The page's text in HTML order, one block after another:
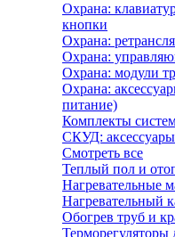
Охрана:
кнопки
Охрана:
Охрана:
Охрана: модули
Охрана:
питание)
Комплекты
СКУД: аксессуары
Смотреть все
Теплый пол и
Нагревательные
Нагревательный
Обогрев труб и
Терморегуляторы